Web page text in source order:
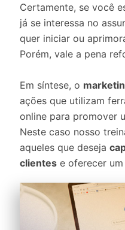
Certamente, se você
já se interessa no
quer iniciar ou
Porém, vale a pena
Em síntese, o
ações que utilizam
online para promover
Neste caso nosso
aqueles que deseja
clientes e oferecer